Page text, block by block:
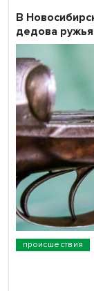
происшествия
В
дедова